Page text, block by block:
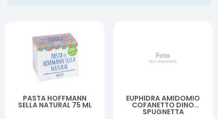
PASTA HOFFMANN
SELLA NATURAL 75 ML
EUPHIDRA AMIDOMIO
COFANETTO DINO
SPUGNETTA